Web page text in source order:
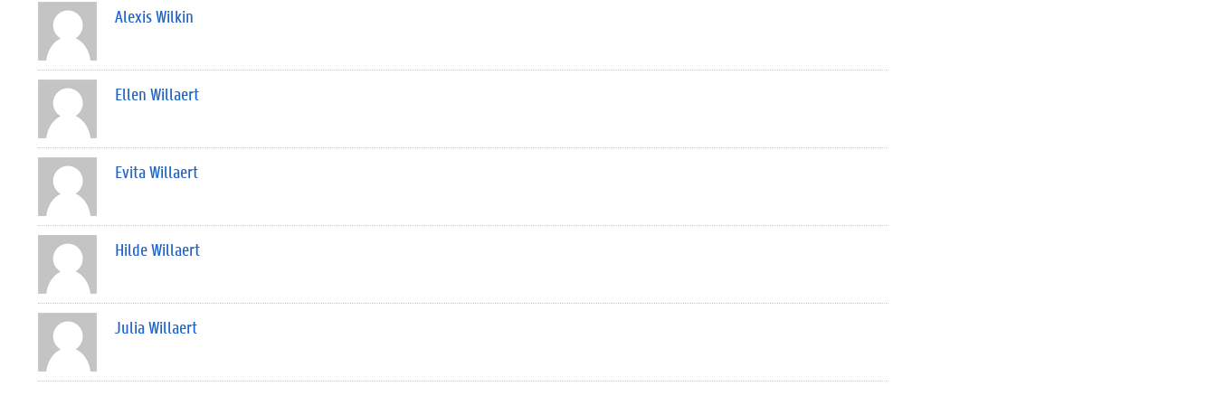
Alexis Wilkin
Ellen Willaert
Evita Willaert
Hilde Willaert
Julia Willaert